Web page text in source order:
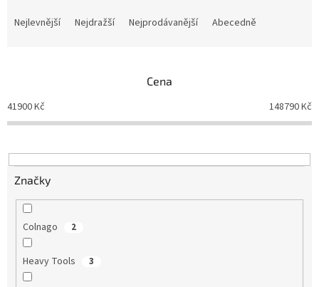
p
u
Nejlevnější Nejdražší Nejprodávanější Abecedně
Cena
41900Kč 148790Kč
Značky
Colnago 2
Heavy Tools 3